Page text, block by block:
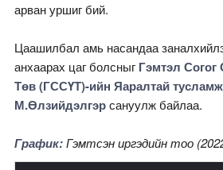
арван уршиг бий.
Цаашилбал амь насандаа
анхаарах цаг болсныг Гэмтэл
Төв (ГССҮТ)-ийн Яаралтай
М.Өлзийдэлгэрсануулж байлаа.
График:Гэмтсэн иргэдийн тоо